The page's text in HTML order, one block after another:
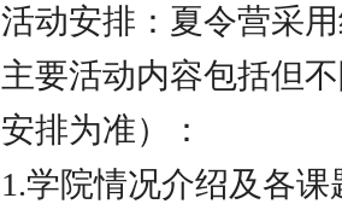
活动安排：夏令营采用
主要活动内容包括但
安排为准）：
1.学院情况介绍及各课